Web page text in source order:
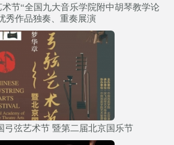
节“全国九大音乐学院附中胡琴教学论
秀作品独奏、重奏展演
弓弦艺术节 暨第二届北京国乐节